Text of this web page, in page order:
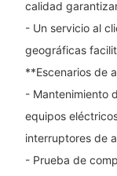
calidad
- Un servicio al
geográficas
**Escenarios de
- Mantenimiento
equipos
interruptores de
- Prueba de